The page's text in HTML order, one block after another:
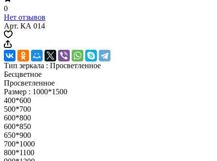
0
Нет отзывов
Арт. КА 014
Тип зеркала : Просветленное
Бесцветное
Просветленное
Размер : 1000*1500
400*600
500*700
600*800
600*850
650*900
700*1000
800*1100